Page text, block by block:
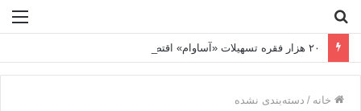
۲۰ هزار فقره تسهیلات «آساوام» اقتصادنوین پرداخت شد
خانه / دسته‌بندی نشده